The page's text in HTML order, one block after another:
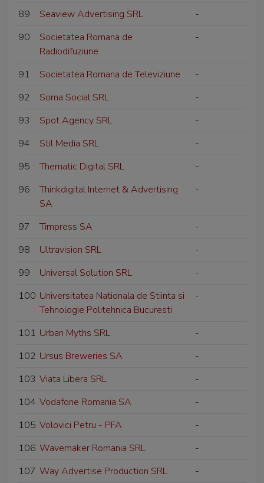
89
Seaview Advertising SRL
-
90
Societatea Romana de
Radiodifuziune
-
91 Societatea Romana de Televiziune
-
92
Soma Social SRL
-
93
Spot Agency SRL
-
94
Stil Media SRL
-
95
Thematic Digital SRL
-
96
Thinkdigital Internet & Advertising
SA
-
97 Timpress SA
-
98
Ultravision SRL
-
99
Universal Solution SRL
-
100 Universitatea Nationala de Stiinta si
Tehnologie Politehnica Bucuresti
-
101 Urban Myths SRL
-
102 Ursus Breweries SA
-
103 Viata Libera SRL
-
104 Vodafone Romania SA
-
105 Volovici Petru - PFA
-
106 Wavemaker Romania SRL
-
107 Way Advertise Production SRL
-